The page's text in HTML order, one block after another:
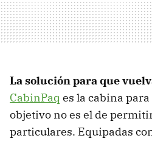
La solución para que
CabinPaq es la cabina
objetivo no es el de
particulares. Equipadas